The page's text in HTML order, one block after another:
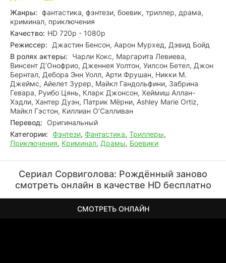
Жанры: фантастика, фэнтези, боевик, триллер, драма,
криминал, приключения
Качество: HD 720p - 1080p
Режиссер:
Джастин Бенсон, Аарон Мурхед, Дэвид Бойд
В ролях актеры:
Чарли Кокс, Маргарита Левиева,
Винсент Д’Онофрио, Дженнея Уолтон, Уилсон Бетел, Джон
Бернтал, Дебора Энн Уолл, Арти Фрушан, Никки М.
Джеймс, Айелет Зурер, Майкл Гандольфини, Забрина
Гевара, Руибо Цянь, Кларк Джонсон, Хеймиш Аллан-
Хэдли, Хантер Дуэн, Патрик Мёрни, Ashley Marie Ortiz,
Майкл Гэстон, Киллиан О’Салливан
Перевод: Оригинальный
Категории: Фэнтези, Фантастика, Триллеры,
Приключения, Криминал, Драмы, Боевики
Сериал Сорвиголова: Рождённый заново
смотреть онлайн в качестве HD бесплатно
СМОТРЕТЬ ОНЛАЙН